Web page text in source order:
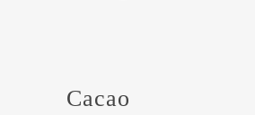
Cacao